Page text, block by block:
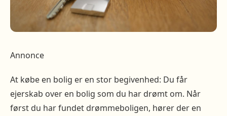
Annonce
At købe en bolig er en stor begivenhed: Du får
ejerskab over en bolig som du har drømt om. Når
først du har fundet drømmeboligen, hører der en